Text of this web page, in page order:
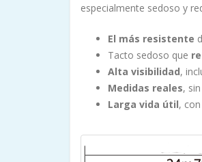
especialmente sedoso y
El más resistente
Tacto sedoso que
Alta visibilidad,
Medidas reales,
Larga vida útil,